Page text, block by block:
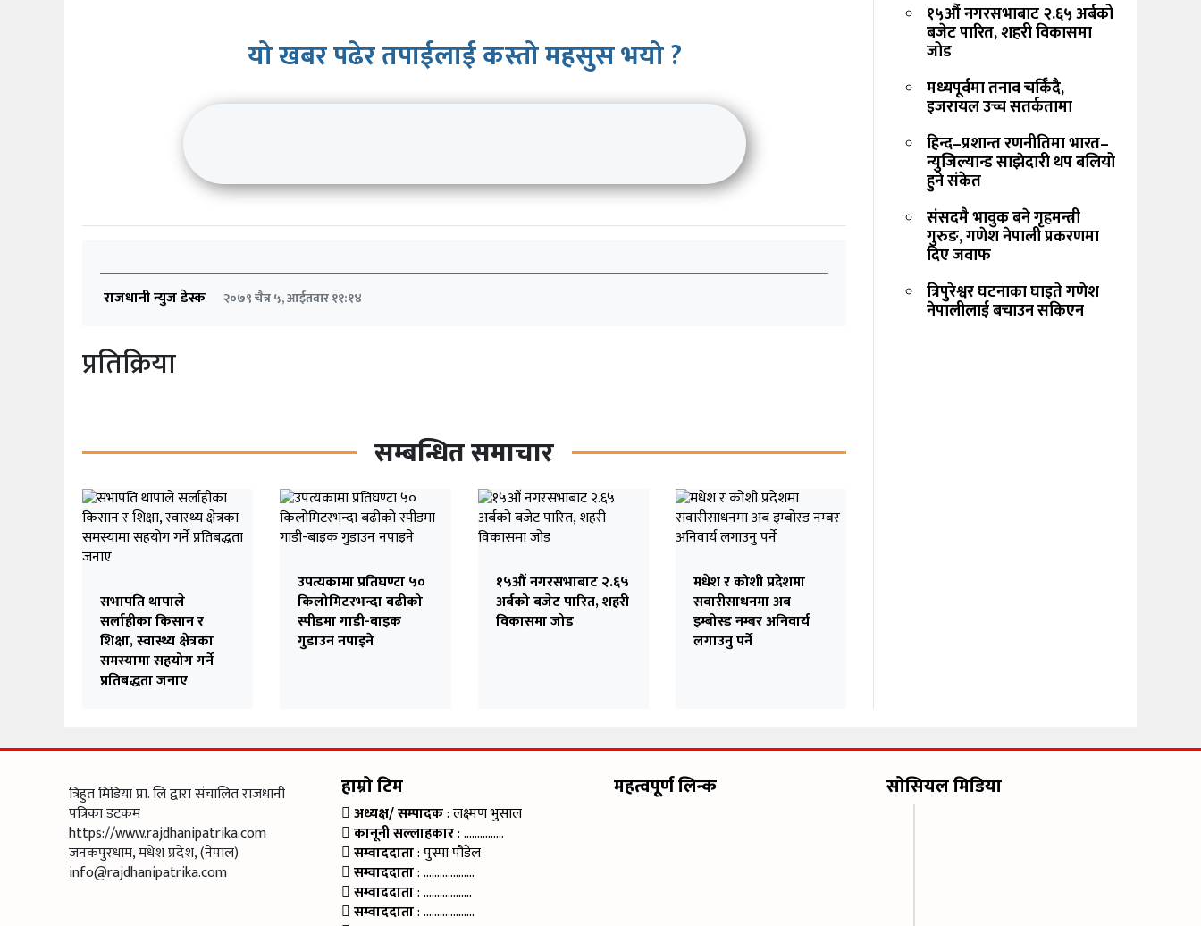
यो खबर पढेर तपाईलाई कस्तो महसुस भयो ?
राजधानी न्युज डेस्क २०७९ चैत्र ५, आईतवार ११:१४
प्रतिक्रिया
सम्बन्धित समाचार
सभापति थापाले
सर्लाहीका किसान र
शिक्षा, स्वास्थ्य क्षेत्रका
समस्यामा सहयोग गर्ने
प्रतिबद्धता जनाए
उपत्यकामा प्रतिघण्टा ५०
किलोमिटरभन्दा बढीको
स्पीडमा गाडी-बाइक
गुडाउन नपाइने
१५औं नगरसभाबाट २.६५
अर्बको बजेट पारित, शहरी
विकासमा जोड
मधेश र कोशी प्रदेशमा
सवारीसाधनमा अब
इम्बोस्ड नम्बर अनिवार्य
लगाउनु पर्ने
१५औं नगरसभाबाट २.६५ अर्बको
बजेट पारित, शहरी विकासमा
जोड
मध्यपूर्वमा तनाव चर्किँदै,
इजरायल उच्च सतर्कतामा
हिन्द–प्रशान्त रणनीतिमा भारत–
न्युजिल्यान्ड साझेदारी थप बलियो
हुने संकेत
संसदमै भावुक बने गृहमन्त्री
गुरुङ, गणेश नेपाली प्रकरणमा
दिए जवाफ
त्रिपुरेश्वर घटनाका घाइते गणेश
नेपालीलाई बचाउन सकिएन
त्रिहुत मिडिया प्रा. लि द्वारा संचालित राजधानी
पत्रिका डटकम
https://www.rajdhanipatrika.com
जनकपुरधाम, मधेश प्रदेश, (नेपाल)
info@rajdhanipatrika.com
हाम्रो टिम
अध्यक्ष/ सम्पादक: लक्ष्मण भुसाल
कानूनी सल्लाहकार: ……………
सम्वाददाता: पुस्पा पौडेल
सम्वाददाता: ……………….
सम्वाददाता: ………………
सम्वाददाता: ……………….
महत्वपूर्ण लिन्क सोसियल मिडिया